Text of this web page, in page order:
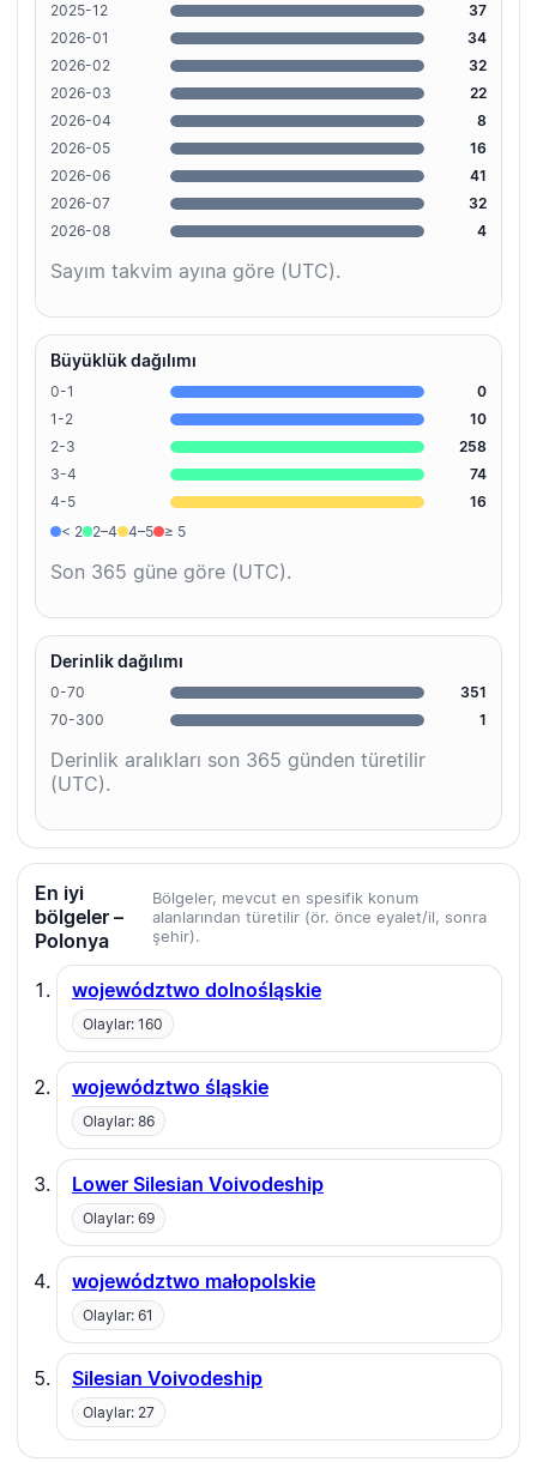
2025-12
37
2026-01
34
2026-02
32
2026-03
22
2026-04
8
2026-05
16
2026-06
41
2026-07
32
2026-08
4
Sayım takvim ayına göre (UTC).
Büyüklük dağılımı
0-1
0
1-2
10
2-3
258
3-4
74
4-5
16
< 2
2–4 4–5 ≥ 5
Son 365 güne göre (UTC).
Derinlik dağılımı
0-70
351
70-300
1
Derinlik aralıkları son 365 günden türetilir
(UTC).
En iyi
bölgeler –
Polonya
Bölgeler, mevcut en spesifik konum
alanlarından türetilir (ör. önce eyalet/il, sonra
şehir).
województwo dolnośląskie
Olaylar: 160
województwo śląskie
Olaylar: 86
Lower Silesian Voivodeship
Olaylar: 69
województwo małopolskie
Olaylar: 61
Silesian Voivodeship
Olaylar: 27